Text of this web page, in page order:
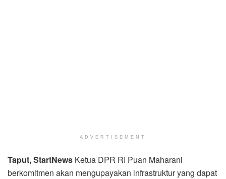
ADVERTISEMENT
Taput, StartNews Ketua DPR RI Puan Maharani
berkomitmen akan mengupayakan infrastruktur yang dapat